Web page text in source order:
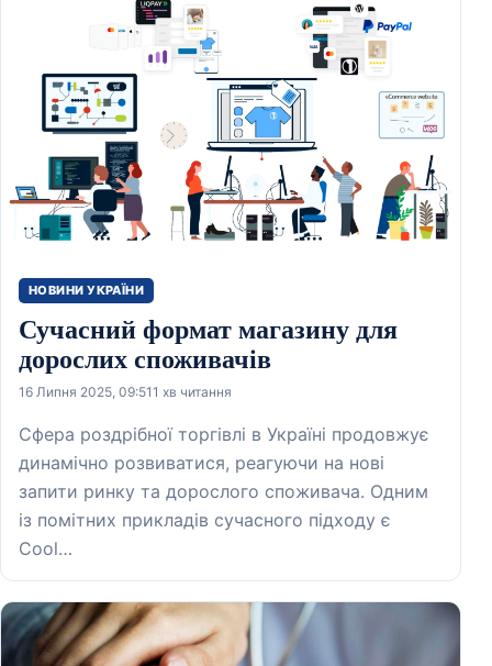
НОВИНИ УКРАЇНИ
Сучасний формат магазину для
дорослих споживачів
16 Липня 2025, 09:511 хв читання
Сфера роздрібної торгівлі в Україні продовжує
динамічно розвиватися, реагуючи на нові
запити ринку та дорослого споживача. Одним
із помітних прикладів сучасного підходу є
Cool…